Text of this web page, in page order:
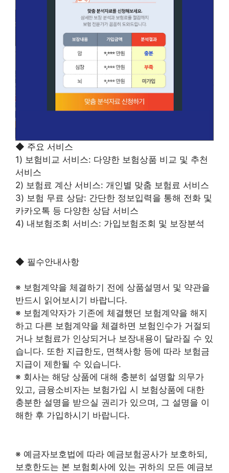
◆ 주요 서비스
1) 보험비교 서비스: 다양한 보험상품 비교 및 추천
서비스
2) 보험료 계산 서비스: 개인별 맞춤 보험료 서비스
3) 보험 무료 상담: 간단한 정보입력을 통해 전화 및
카카오톡 등 다양한 상담 서비스
4) 내보험조회 서비스: 가입보험조회 및 보장분석
◆ 필수안내사항
※ 보험계약을 체결하기 전에 상품설명서 및 약관을
반드시 읽어보시기 바랍니다.
※ 보험계약자가 기존에 체결했던 보험계약을 해지
하고 다른 보험계약을 체결하면 보험인수가 거절되
거나 보험료가 인상되거나 보장내용이 달라질 수 있
습니다. 또한 지급한도, 면책사항 등에 따라 보험금
지급이 제한될 수 있습니다.
※ 회사는 해당 상품에 대해 충분히 설명할 의무가
있고, 금융소비자는 보험가입 시 보험상품에 대한
충분한 설명을 받으실 권리가 있으며, 그 설명을 이
해한 후 가입하시기 바랍니다.
※ 예금자보호법에 따라 예금보험공사가 보호하되,
보호한도는 본 보험회사에 있는 귀하의 모든 예금보